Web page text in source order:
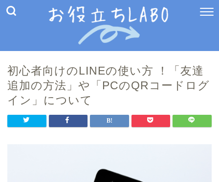
初心者向けのLINEの使い方 ！「友達
追加の方法」や「PCのQRコードログ
イン」について